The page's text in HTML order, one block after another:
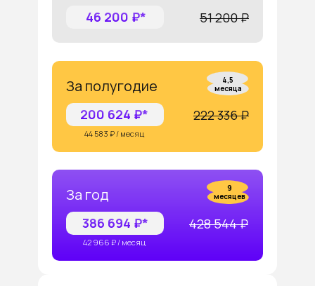
За полугодие
4,5
месяца
За год
9
месяцев
46 200 ₽* 51 200 ₽
200 624 ₽* 222 336 ₽
386 694 ₽* 428 544 ₽
44 583 ₽ / месяц
42 966 ₽ / месяц